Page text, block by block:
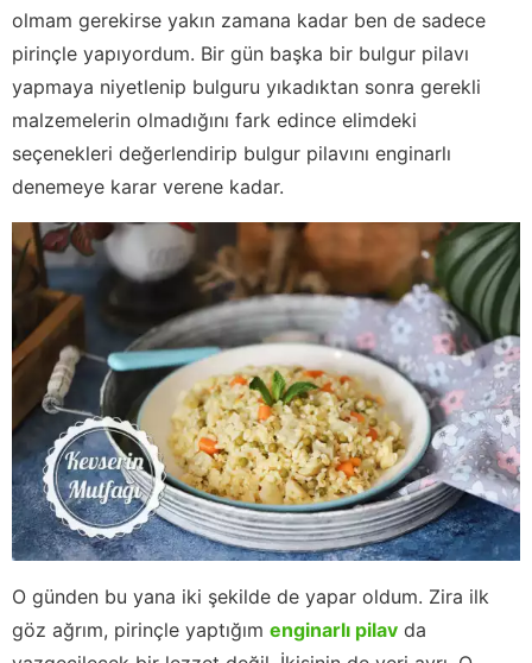
olmam gerekirse yakın zamana kadar ben de sadece
pirinçle yapıyordum. Bir gün başka bir bulgur pilavı
yapmaya niyetlenip bulguru yıkadıktan sonra gerekli
malzemelerin olmadığını fark edince elimdeki
seçenekleri değerlendirip bulgur pilavını enginarlı
denemeye karar verene kadar.
O günden bu yana iki şekilde de yapar oldum. Zira ilk
göz ağrım, pirinçle yaptığım enginarlı pilav da